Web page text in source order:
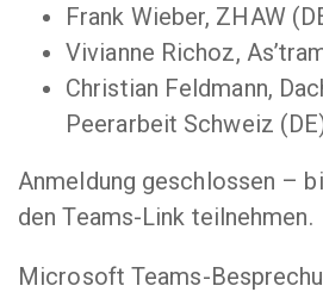
Frank Wieber, ZHAW
Vivianne Richoz,
Christian Feldmann,
Peerarbeit Schweiz
Anmeldung geschlossen –
den Teams-Link teilnehmen.
Microsoft Teams-